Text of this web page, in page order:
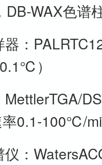
WAX色谱
：
）
0.1-100℃/
：